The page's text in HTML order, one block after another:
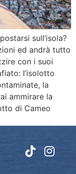
sull’isola?
ed andrà tutto
con i suoi
l’isolotto
la
ammirare la
di Cameo